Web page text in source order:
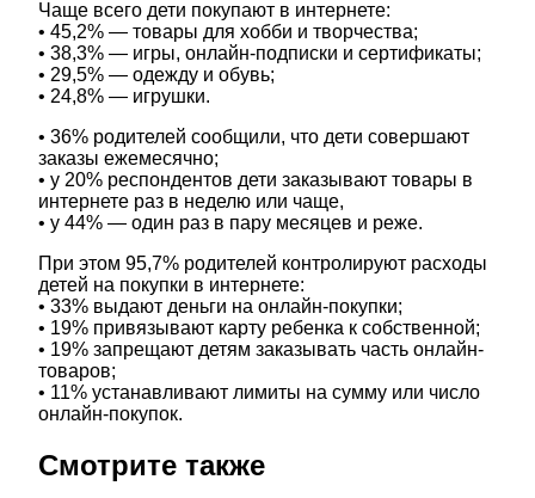
Чаще всего дети покупают в интернете:
• 45,2% — товары для хобби и творчества;
• 38,3% — игры, онлайн-подписки и сертификаты;
• 29,5% — одежду и обувь;
• 24,8% — игрушки.
• 36% родителей сообщили, что дети совершают
заказы ежемесячно;
• у 20% респондентов дети заказывают товары в
интернете раз в неделю или чаще,
• у 44% — один раз в пару месяцев и реже.
При этом 95,7% родителей контролируют расходы
детей на покупки в интернете:
• 33% выдают деньги на онлайн-покупки;
• 19% привязывают карту ребенка к собственной;
• 19% запрещают детям заказывать часть онлайн-
товаров;
• 11% устанавливают лимиты на сумму или число
онлайн-покупок.
Смотрите также